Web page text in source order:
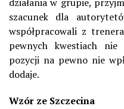
działania w grupie,
szacunek dla
współpracowali z
pewnych kwestiach nie
pozycji na pewno nie
dodaje.
Wzór ze Szczecina